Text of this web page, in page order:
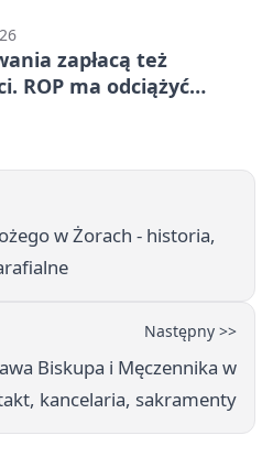
zapłacą też
ROP ma odciążyć
w Żorach - historia,
Następny >>
Biskupa i Męczennika w
kancelaria, sakramenty